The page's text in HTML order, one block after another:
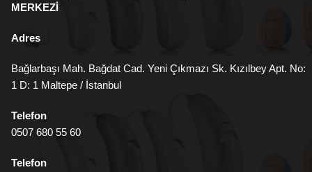
MERKEZİ
Adres
Bağlarbaşı Mah. Bağdat Cad. Yeni Çıkmazı Sk. Kızılbey Apt. No:
1 D: 1 Maltepe / İstanbul
Telefon
0507 680 55 60
Telefon